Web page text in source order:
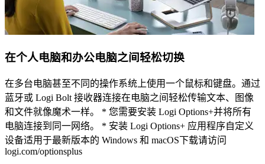
在个人电脑和办公电脑之间轻松切换
在多台电脑甚至不同的操作系统上使用一个鼠标和键盘。通过
蓝牙或 Logi Bolt 接收器连接在电脑之间轻松传输文本、图像
和文件就像魔术一样。 * 您需要安装 Logi Options+并将所有
电脑连接到同一网络。 * 安装 Logi Options+ 应用程序自定义
设备适用于最新版本的 Windows 和 macOS下载请访问
logi.com/optionsplus